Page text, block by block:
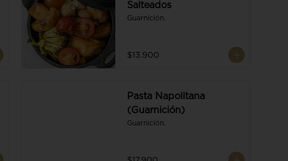
Salteados
Guarnición.
$13.900
Pasta Napolitana
(Guarnición)
Guarnición.